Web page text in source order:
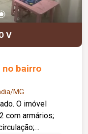
V
no bairro
MG
com armários;